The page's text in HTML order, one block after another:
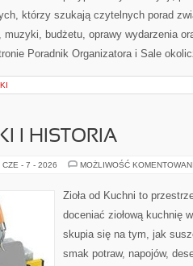
którzy szukają czytelnych porad
budżetu, oprawy wydarzenia
Poradnik Organizatora i Sale
I HISTORIA
CZE - 7 - 2026 MOŻLIWOŚĆ
Zioła od Kuchni to
doceniać ziołową kuchnię
skupia się na tym, jak
smak potraw, napojów,